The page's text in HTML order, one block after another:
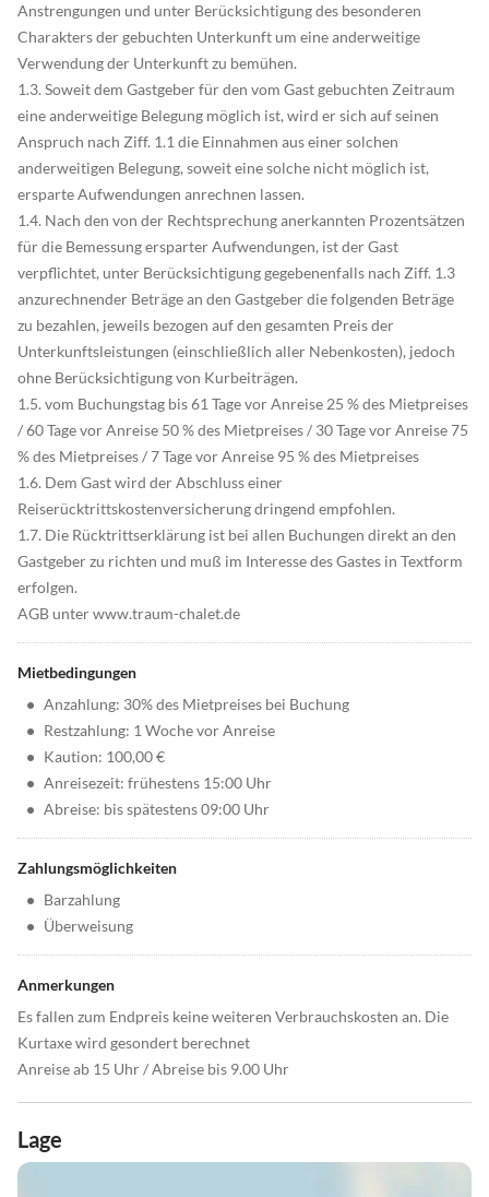
Anstrengungen und unter Berücksichtigung des besonderen
Charakters der gebuchten Unterkunft um eine anderweitige
Verwendung der Unterkunft zu bemühen.
1.3. Soweit dem Gastgeber für den vom Gast gebuchten Zeitraum
eine anderweitige Belegung möglich ist, wird er sich auf seinen
Anspruch nach Ziff. 1.1 die Einnahmen aus einer solchen
anderweitigen Belegung, soweit eine solche nicht möglich ist,
ersparte Aufwendungen anrechnen lassen.
1.4. Nach den von der Rechtsprechung anerkannten Prozentsätzen
für die Bemessung ersparter Aufwendungen, ist der Gast
verpflichtet, unter Berücksichtigung gegebenenfalls nach Ziff. 1.3
anzurechnender Beträge an den Gastgeber die folgenden Beträge
zu bezahlen, jeweils bezogen auf den gesamten Preis der
Unterkunftsleistungen (einschließlich aller Nebenkosten), jedoch
ohne Berücksichtigung von Kurbeiträgen.
1.5. vom Buchungstag bis 61 Tage vor Anreise 25 % des Mietpreises
/ 60 Tage vor Anreise 50 % des Mietpreises / 30 Tage vor Anreise 75
% des Mietpreises / 7 Tage vor Anreise 95 % des Mietpreises
1.6. Dem Gast wird der Abschluss einer
Reiserücktrittskostenversicherung dringend empfohlen.
1.7. Die Rücktrittserklärung ist bei allen Buchungen direkt an den
Gastgeber zu richten und muß im Interesse des Gastes in Textform
erfolgen.
AGB unter www.traum-chalet.de
Mietbedingungen
• Anzahlung: 30% des Mietpreises bei Buchung
• Restzahlung: 1 Woche vor Anreise
• Kaution: 100,00 €
• Anreisezeit: frühestens 15:00 Uhr
• Abreise: bis spätestens 09:00 Uhr
Zahlungsmöglichkeiten
• Barzahlung
• Überweisung
Anmerkungen
Es fallen zum Endpreis keine weiteren Verbrauchskosten an. Die
Kurtaxe wird gesondert berechnet
Anreise ab 15 Uhr / Abreise bis 9.00 Uhr
Lage